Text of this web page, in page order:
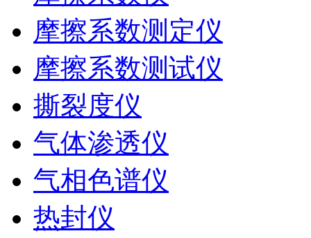
摩擦系数测定仪
摩擦系数测试仪
撕裂度仪
气体渗透仪
气相色谱仪
热封仪